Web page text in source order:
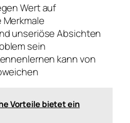
Wert auf
unseriöse Absichten
sein
kann von
Vorteile bietet ein